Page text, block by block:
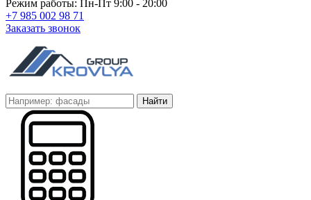
Режим работы: Пн-Пт 9:00 - 20:00
+7 985 002 98 71
Заказать звонок
Найти